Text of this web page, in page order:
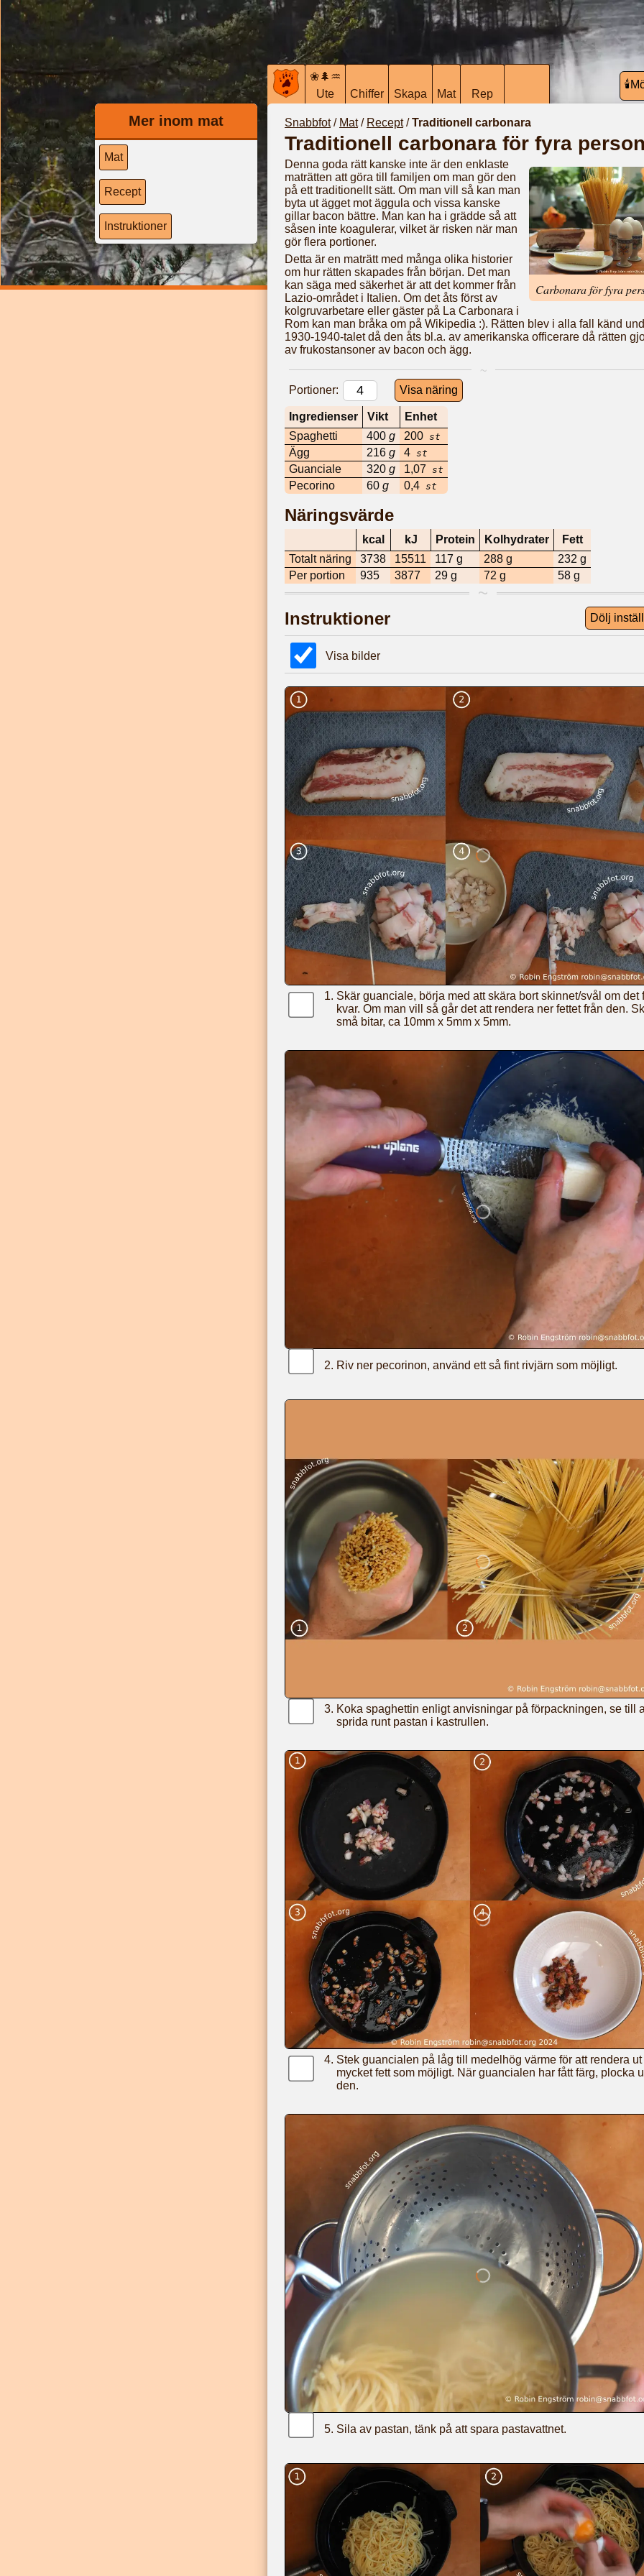
❀🌲♒︎
Ute
Chiffer Skapa Mat Rep
Mer inom mat
Mat
Recept
Instruktioner
Snabbfot/ Mat/ Recept/Traditionell carbonara
Traditionell carbonara för fyra
Carbonara för fyra
Denna goda rätt kanske inte är den enklaste
maträtten att göra till familjen om man gör den
på ett traditionellt sätt. Om man vill så kan man
byta ut ägget mot äggula och vissa kanske
gillar bacon bättre. Man kan ha i grädde så att
såsen inte koagulerar, vilket är risken när man
gör flera portioner.
Detta är en maträtt med många olika historier
om hur rätten skapades från början. Det man
kan säga med säkerhet är att det kommer från
Lazio-området i Italien. Om det åts först av
kolgruvarbetare eller gäster på La Carbonara i
Rom kan man bråka om på Wikipedia :). Rätten blev i alla fall känd
1930-1940-talet då den åts bl.a. av amerikanska officerare då rätten
av frukostansoner av bacon och ägg.
Portioner: Visa näring
Ingredienser Vikt
Enhet
Spaghetti
400 g 200 st
Ägg 216 g 4 st
Guanciale 320 g 1,07 st
Pecorino 60 g 0,4 st
Näringsvärde
kcal kJ Protein Kolhydrater
Fett
Totalt näring
3738 15511 117 g 288 g 232 g
Per portion
935 3877 29 g 72 g 58 g
Instruktioner Dölj
Visa bilder
Skär guanciale, börja med att skära bort skinnet/svål om det
kvar. Om man vill så går det att rendera ner fettet från den.
små bitar, ca 10mm x 5mm x 5mm.
Riv ner pecorinon, använd ett så fint rivjärn som möjligt.
Koka spaghettin enligt anvisningar på förpackningen, se till
sprida runt pastan i kastrullen.
Stek guancialen på låg till medelhög värme för att rendera ut
mycket fett som möjligt. När guancialen har fått färg, plocka
den.
Sila av pastan, tänk på att spara pastavattnet.